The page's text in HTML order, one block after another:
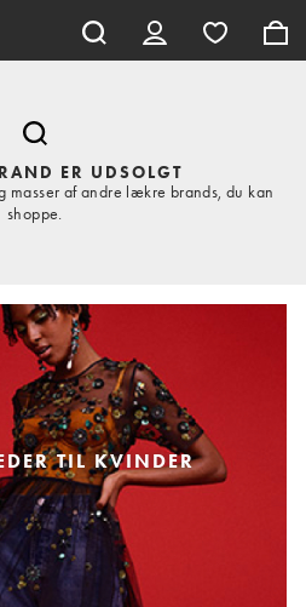
ER UDSOLGT
masser af andre lækre brands, du kan
shoppe.
TIL KVINDER